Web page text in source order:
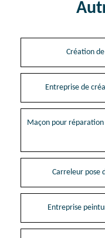
Création
Entreprise de
Maçon pour
Carreleur pose
Entreprise